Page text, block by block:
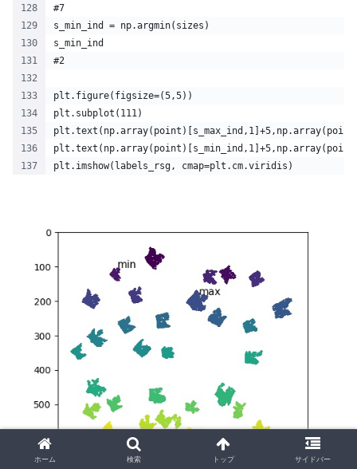
#7
s_min_ind = np.argmin(sizes)
s_min_ind
#2
plt.figure(figsize=(5,5))
plt.subplot(111)
plt.imshow(labels_rsg, cmap=plt.cm.viridis)
ホーム 検索 トップ サイドバー